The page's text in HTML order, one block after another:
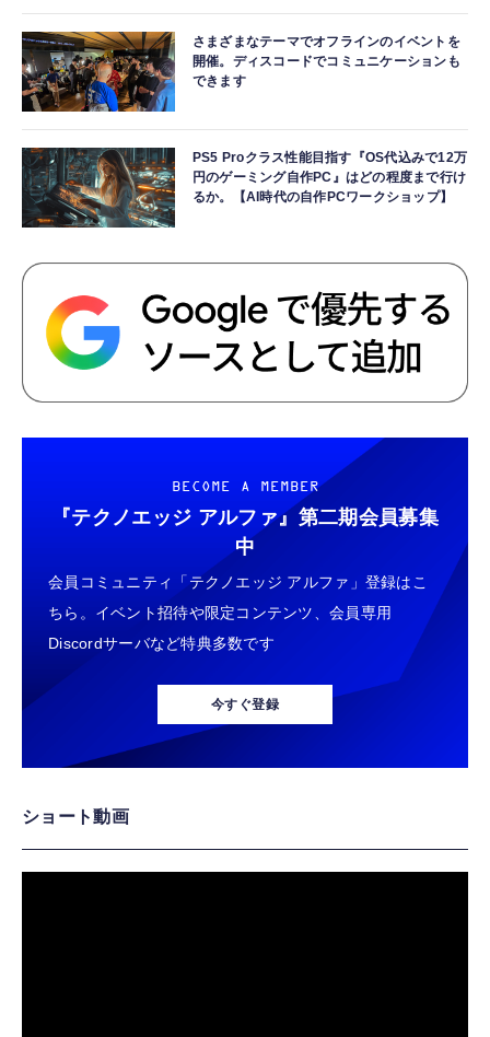
さまざまなテーマでオフラインのイベントを
開催。ディスコードでコミュニケーションも
できます
PS5 Proクラス性能目指す『OS代込みで12万
円のゲーミング自作PC』はどの程度まで行け
るか。【AI時代の自作PCワークショップ】
BECOME A MEMBER
『テクノエッジ アルファ』 第二期会員募集
中
会員コミュニティ「テクノエッジ アルファ」登録はこ
ちら。イベント招待や限定コンテンツ、会員専用
Discordサーバなど特典多数です
今すぐ登録
ショート動画